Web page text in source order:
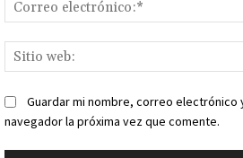
Guardar mi nombre, correo electrónico
navegador la próxima vez que comente.